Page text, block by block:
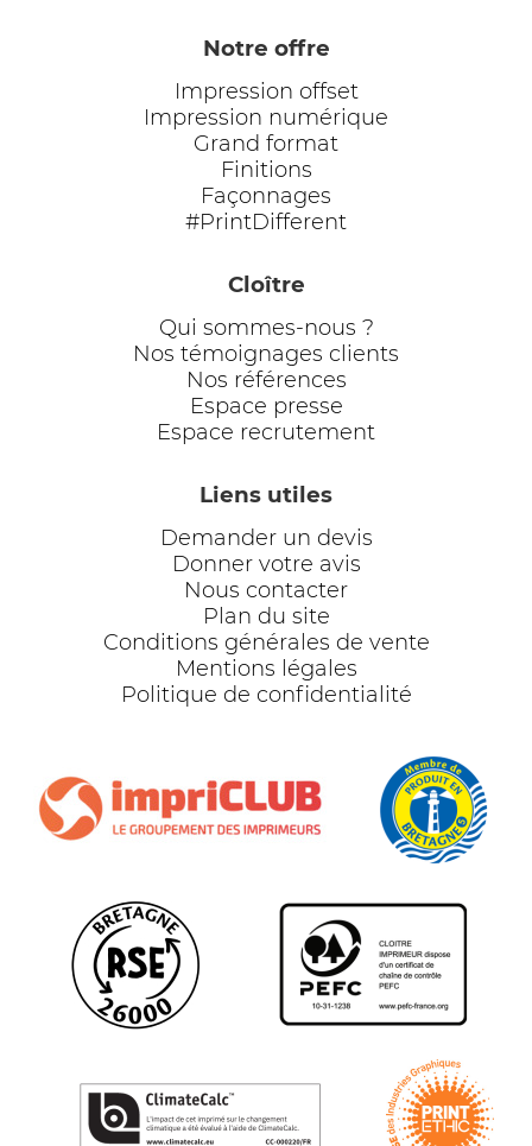
Notre offre
Impression offset
Impression numérique
Grand format
Finitions
Façonnages
#PrintDifferent
Cloître
Qui sommes-nous ?
Nos témoignages clients
Nos références
Espace presse
Espace recrutement
Liens utiles
Demander un devis
Donner votre avis
Nous contacter
Plan du site
Conditions générales de vente
Mentions légales
Politique de confidentialité